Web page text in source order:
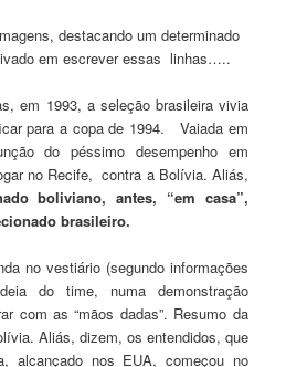
destacando um determinado
em escrever essas linhas…..
em 1993, a seleção brasileira vivia
para a copa de 1994. Vaiada em
do péssimo desempenho em
no Recife, contra a Bolívia. Aliás,
boliviano, antes, “em casa”,
brasileiro.
no vestiário (segundo informações
do time, numa demonstração
com as “mãos dadas”. Resumo da
Aliás, dizem, os entendidos, que
alcançado nos EUA, começou no